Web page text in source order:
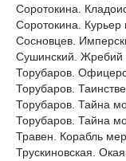
Соротокина.
Соротокина. Курьер
Сосновцев.
Сушинский. Жребий
Торубаров.
Торубаров.
Торубаров. Тайна
Торубаров. Тайна
Травен. Корабль
Трускиновская.